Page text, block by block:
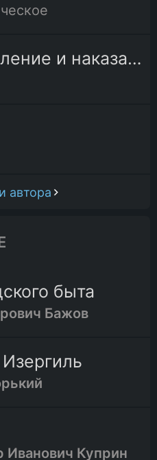
Преступление и наказание
автора
быта
Бажов
Иванович Куприн